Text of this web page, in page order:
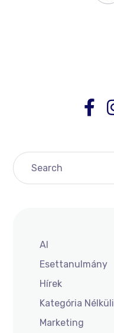
AI
Esettanulmány
Hírek
Kategória Nélküli
Marketing